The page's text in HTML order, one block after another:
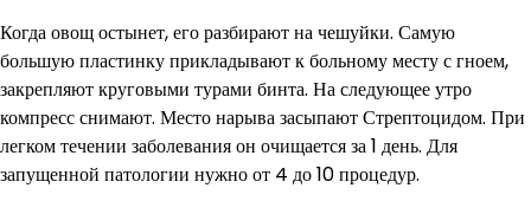
Когда овощ остынет, его разбирают на чешуйки. Самую
большую пластинку прикладывают к больному месту с гноем,
закрепляют круговыми турами бинта. На следующее утро
компресс снимают. Место нарыва засыпают Стрептоцидом. При
легком течении заболевания он очищается за 1 день. Для
запущенной патологии нужно от 4 до 10 процедур.